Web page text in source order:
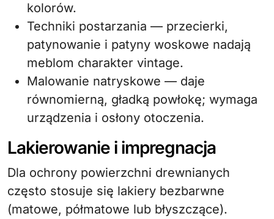
kolorów.
Techniki postarzania — przecierki,
patynowanie i patyny woskowe nadają
meblom charakter vintage.
Malowanie natryskowe — daje
równomierną, gładką powłokę; wymaga
urządzenia i osłony otoczenia.
Lakierowanie i impregnacja
Dla ochrony powierzchni drewnianych
często stosuje się lakiery bezbarwne
(matowe, półmatowe lub błyszczące).